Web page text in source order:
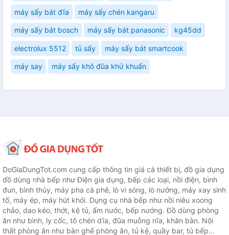
máy sấy bát đĩa máy sấy chén kangaru
máy sấy bát bosch máy sấy bát panasonic kg45dd
electrolux 5512 tủ sấy máy sấy bát smartcook
máy say máy sấy khô đũa khử khuẩn
DoGiaDungTot.com cung cấp thông tin giá cả thiết bị, đồ gia dụng
đồ dùng nhà bếp như Điện gia dụng, bếp các loại, nồi điện, bình
đun, bình thủy, máy pha cà phê, lò vi sóng, lò nướng, máy xay sinh
tố, máy ép, máy hút khói. Dụng cụ nhà bếp như nồi niêu xoong
chảo, dao kéo, thớt, kệ tủ, ấm nước, bếp nướng. Đồ dùng phòng
ăn như bình, ly cốc, tô chén dĩa, đũa muỗng nĩa, khăn bàn. Nội
thất phòng ăn như bàn ghế phòng ăn, tủ kệ, quầy bar, tủ bếp...